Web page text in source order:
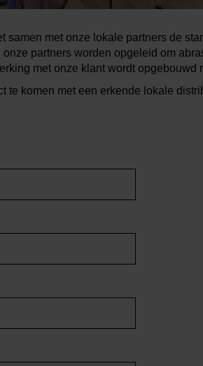
samen met onze lokale partners de
partners worden opgeleid om
met onze klant wordt opgebouwd
te komen met een erkende lokale